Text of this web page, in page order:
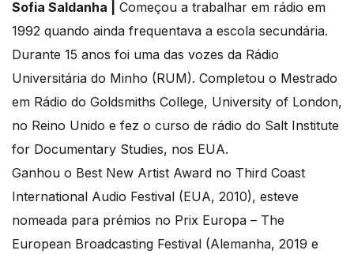
Sofia Saldanha |
Começou a trabalhar em rádio em
1992 quando ainda frequentava a escola secundária.
Durante 15 anos foi uma das vozes da Rádio
Universitária do Minho (RUM). Completou o Mestrado
em Rádio do Goldsmiths College, University of London,
no Reino Unido e fez o curso de rádio do Salt Institute
for Documentary Studies, nos EUA.
Ganhou o Best New Artist Award no Third Coast
International Audio Festival (EUA, 2010), esteve
nomeada para prémios no Prix Europa – The
European Broadcasting Festival (Alemanha, 2019 e